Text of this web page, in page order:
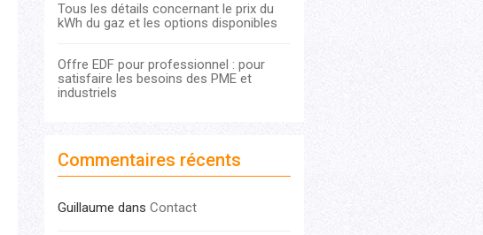
Tous les détails concernant le prix du
kWh du gaz et les options disponibles
Offre EDF pour professionnel : pour
satisfaire les besoins des PME et
industriels
Commentaires récents
Guillaume dans Contact